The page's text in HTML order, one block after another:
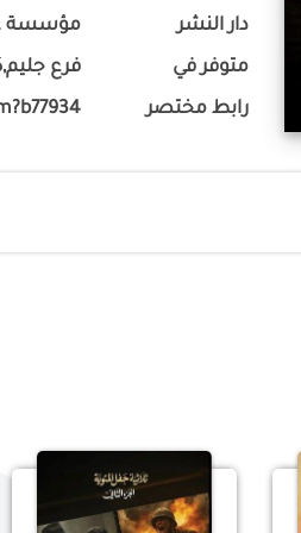
دار النشر مؤسسة
متوفر في فرع
رابط مختصر